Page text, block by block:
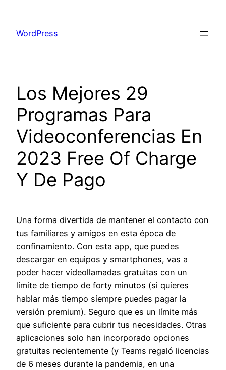
content
WordPress
Los Mejores 29
Programas Para
Videoconferencias En
2023 Free Of Charge
Y De Pago
Una forma divertida de mantener el contacto con
tus familiares y amigos en esta época de
confinamiento. Con esta app, que puedes
descargar en equipos y smartphones, vas a
poder hacer videollamadas gratuitas con un
límite de tiempo de forty minutos (si quieres
hablar más tiempo siempre puedes pagar la
versión premium). Seguro que es un límite más
que suficiente para cubrir tus necesidades. Otras
aplicaciones solo han incorporado opciones
gratuitas recientemente (y Teams regaló licencias
de 6 meses durante la pandemia, en una